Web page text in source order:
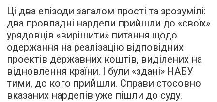
Ці два епізоди загалом прості та зрозумілі:
два провладні нардепи прийшли до «своїх»
урядовців «вирішити» питання щодо
одержання на реалізацію відповідних
проектів державних коштів, виділених на
відновлення країни. І були «здані» НАБУ
тими, до кого прийшли. Справи стосовно
вказаних нардепів уже пішли до суду.